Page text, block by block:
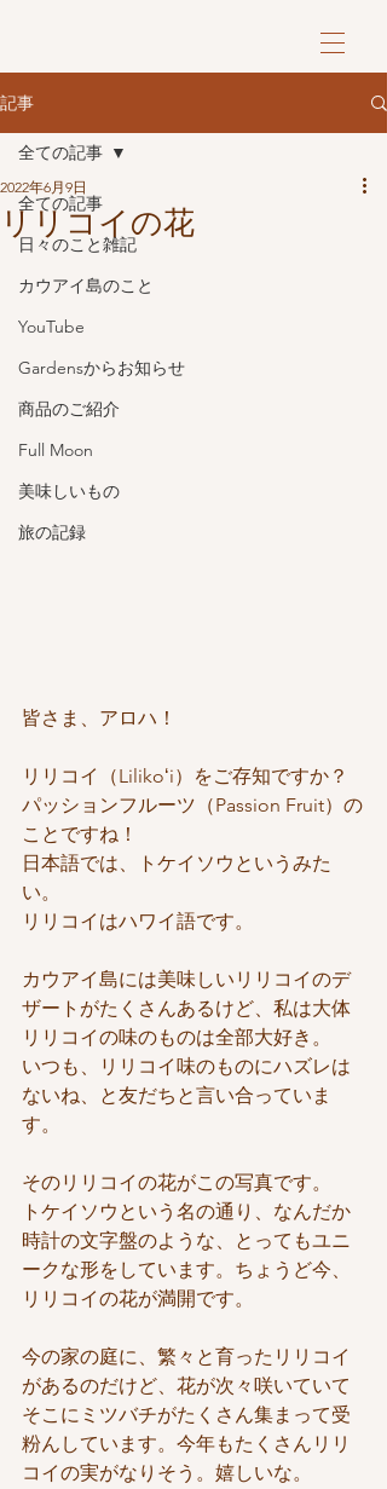
記事
全ての記事
日々のこと雑記
カウアイ島のこと
YouTube
Gardensからお知らせ
商品のご紹介
Full Moon
美味しいもの
旅の記録
全ての記事
リリコイの花
2022年6月9日
皆さま、アロハ！
リリコイ（Lilikoʻi）をご存知ですか？
パッションフルーツ（Passion Fruit）の
ことですね！
日本語では、トケイソウというみた
い。
リリコイはハワイ語です。
カウアイ島には美味しいリリコイのデ
ザートがたくさんあるけど、私は大体
リリコイの味のものは全部大好き。
いつも、リリコイ味のものにハズレは
ないね、と友だちと言い合っていま
す。
そのリリコイの花がこの写真です。
トケイソウという名の通り、なんだか
時計の文字盤のような、とってもユニ
ークな形をしています。ちょうど今、
リリコイの花が満開です。
今の家の庭に、繁々と育ったリリコイ
があるのだけど、花が次々咲いていて
そこにミツバチがたくさん集まって受
粉んしています。今年もたくさんリリ
コイの実がなりそう。嬉しいな。